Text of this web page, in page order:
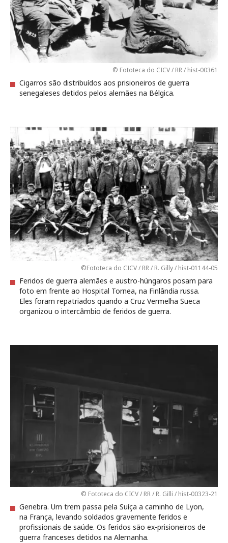
© Fototeca do CICV / RR / hist-00361
Cigarros são distribuídos aos prisioneiros de guerra
senegaleses detidos pelos alemães na Bélgica.
©Fototeca do CICV / RR / R. Gilly / hist-01144-05
Feridos de guerra alemães e austro-húngaros posam para
foto em frente ao Hospital Tornea, na Finlândia russa.
Eles foram repatriados quando a Cruz Vermelha Sueca
organizou o intercâmbio de feridos de guerra.
© Fototeca do CICV / RR / R. Gilli / hist-00323-21
Genebra. Um trem passa pela Suíça a caminho de Lyon,
na França, levando soldados gravemente feridos e
profissionais de saúde. Os feridos são ex-prisioneiros de
guerra franceses detidos na Alemanha.